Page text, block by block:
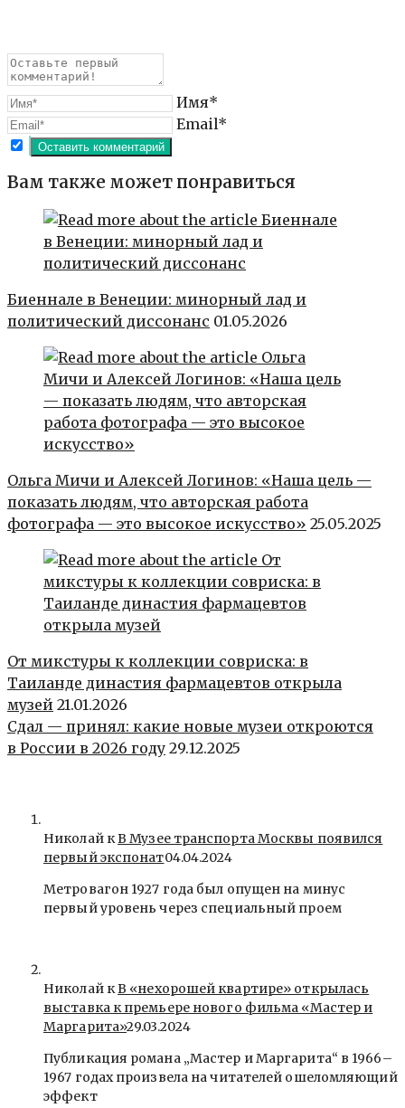
Имя*
Email*
Вам также может понравиться
Биеннале в Венеции: минорный лад и
политический диссонанс 01.05.2026
Ольга Мичи и Алексей Логинов: «Наша цель —
показать людям, что авторская работа
фотографа — это высокое искусство» 25.05.2025
От микстуры к коллекции совриска: в
Таиланде династия фармацевтов открыла
музей 21.01.2026
Сдал — принял: какие новые музеи откроются
в России в 2026 году 29.12.2025
Николай кВ Музее транспорта Москвы появился
первый экспонат04.04.2024
Метровагон 1927 года был опущен на минус
первый уровень через специальный проем
Николай кВ «нехорошей квартире» открылась
выставка к премьере нового фильма «Мастер и
Маргарита»29.03.2024
Публикация романа „Мастер и Маргарита“ в 1966–
1967 годах произвела на читателей ошеломляющий
эффект